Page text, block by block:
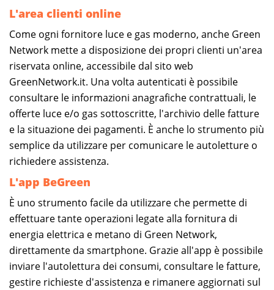
L'area clienti online
Come ogni fornitore luce e gas moderno, anche Green
Network mette a disposizione dei propri clienti un'area
riservata online, accessibile dal sito web
GreenNetwork.it. Una volta autenticati è possibile
consultare le informazioni anagrafiche contrattuali, le
offerte luce e/o gas sottoscritte, l'archivio delle fatture
e la situazione dei pagamenti. È anche lo strumento più
semplice da utilizzare per comunicare le autoletture o
richiedere assistenza.
L'app BeGreen
È uno strumento facile da utilizzare che permette di
effettuare tante operazioni legate alla fornitura di
energia elettrica e metano di Green Network,
direttamente da smartphone. Grazie all'app è possibile
inviare l'autolettura dei consumi, consultare le fatture,
gestire richieste d'assistenza e rimanere aggiornati sul